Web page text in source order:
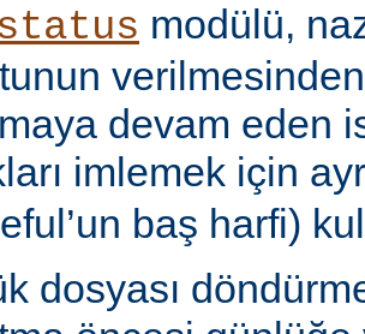
modülü,
devam eden
imlemek için
baş harfi)
dosyası